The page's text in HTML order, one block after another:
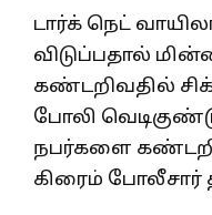
டார்க் நெட்
விடுப்பதால்
கண்டறிவதில்
போலி
நபர்களை
கிரைம் போலீசார்